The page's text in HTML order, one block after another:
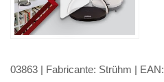
03863 | Fabricante: Strühm | EAN: